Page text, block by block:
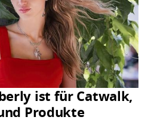
ist für Catwalk,
Produkte